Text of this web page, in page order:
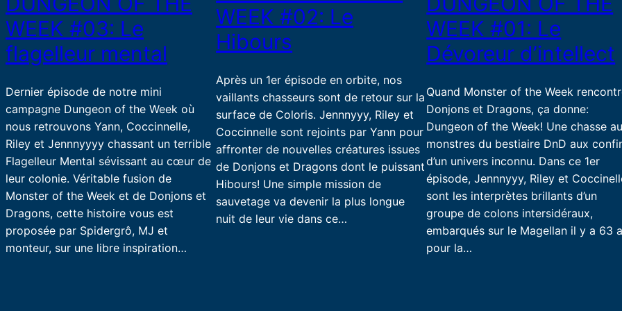
WEEK #03: Le
flagelleur mental
Dernier épisode de notre mini
campagne Dungeon of the Week où
nous retrouvons Yann, Coccinnelle,
Riley et Jennnyyyy chassant un terrible
Flagelleur Mental sévissant au cœur de
leur colonie. Véritable fusion de
Monster of the Week et de Donjons et
Dragons, cette histoire vous est
proposée par Spidergrô, MJ et
monteur, sur une libre inspiration…
WEEK #02: Le
Hibours
Après un 1er épisode en orbite, nos
vaillants chasseurs sont de retour sur la
surface de Coloris. Jennnyyy, Riley et
Coccinnelle sont rejoints par Yann pour
affronter de nouvelles créatures issues
de Donjons et Dragons dont le puissant
Hibours! Une simple mission de
sauvetage va devenir la plus longue
nuit de leur vie dans ce…
WEEK #01: Le
Dévoreur d’intellect
Quand Monster of the Week
Donjons et Dragons, ça donne:
Dungeon of the Week! Une chasse
monstres du bestiaire DnD aux
d’un univers inconnu. Dans ce 1er
épisode, Jennnyyy, Riley et
sont les interprètes brillants d’un
groupe de colons intersidéraux,
embarqués sur le Magellan il y a 63
pour la…